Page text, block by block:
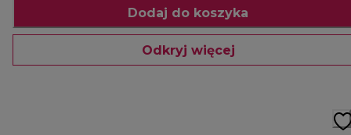
Dodaj do koszyka
Odkryj więcej